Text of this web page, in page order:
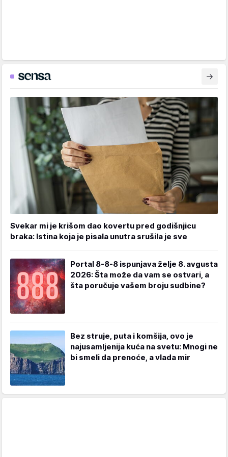
Svekar mi je krišom dao kovertu pred godišnjicu
braka: Istina koja je pisala unutra srušila je sve
Portal 8-8-8 ispunjava želje 8. avgusta
2026: Šta može da vam se ostvari, a
šta poručuje vašem broju sudbine?
Bez struje, puta i komšija, ovo je
najusamljenija kuća na svetu: Mnogi ne
bi smeli da prenoće, a vlada mir